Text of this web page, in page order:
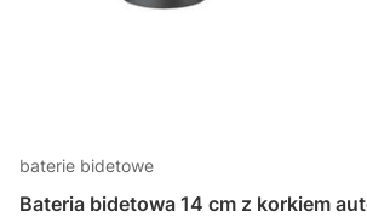
baterie bidetowe
Bateria bidetowa 14 cm z korkiem